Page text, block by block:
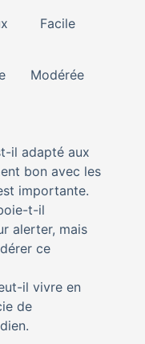
Facile
Modérée
il adapté aux
bon avec les
importante.
t-il
alerter, mais
ce
il vivre en
de